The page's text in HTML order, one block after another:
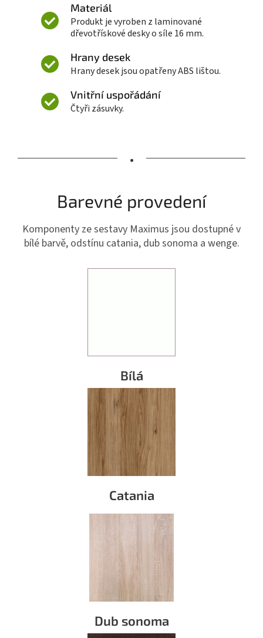
Materiál
Produkt je vyroben z laminované
dřevotřískové desky o síle 16 mm.
Hrany desek
Hrany desek jsou opatřeny ABS lištou.
Vnitřní uspořádání
Čtyři zásuvky.
•
Barevné provedení
Komponenty ze sestavy Maximus jsou dostupné v
bílé barvě, odstínu catania, dub sonoma a wenge.
Bílá
Catania
Dub sonoma